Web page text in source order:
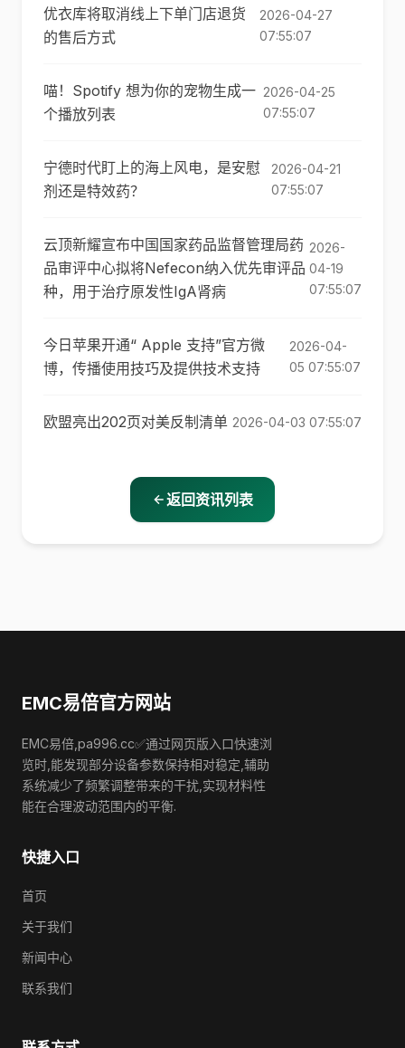
优衣库将取消线上下单门店退货
的售后方式
2026-04-27
07:55:07
喵！Spotify 想为你的宠物生成一
个播放列表
2026-04-25
07:55:07
宁德时代盯上的海上风电，是安慰
剂还是特效药？
2026-04-21
07:55:07
云顶新耀宣布中国国家药品监督管理局药
品审评中心拟将Nefecon纳入优先审评品
种，用于治疗原发性IgA肾病
2026-
04-19
07:55:07
今日苹果开通“ Apple 支持”官方微
博，传播使用技巧及提供技术支持
2026-04-
05 07:55:07
欧盟亮出202页对美反制清单 2026-04-03 07:55:07
返回资讯列表
EMC易倍官方网站
EMC易倍,pa996.cc✅通过网页版入口快速浏
览时,能发现部分设备参数保持相对稳定,辅助
系统减少了频繁调整带来的干扰,实现材料性
能在合理波动范围内的平衡.
快捷入口
首页
关于我们
新闻中心
联系我们